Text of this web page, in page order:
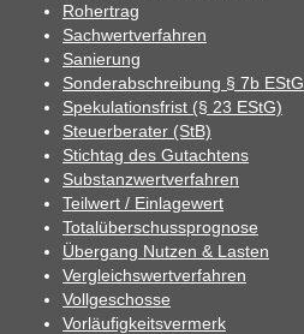
Rohertrag
Sachwertverfahren
Sanierung
Sonderabschreibung § 7b EStG
Spekulationsfrist (§ 23 EStG)
Steuerberater (StB)
Stichtag des Gutachtens
Substanzwertverfahren
Teilwert / Einlagewert
Totalüberschussprognose
Übergang Nutzen & Lasten
Vergleichswertverfahren
Vollgeschosse
Vorläufigkeitsvermerk